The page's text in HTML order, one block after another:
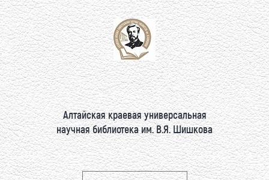
Алтайская краевая универсальная
научная библиотека им. В.Я. Шишкова